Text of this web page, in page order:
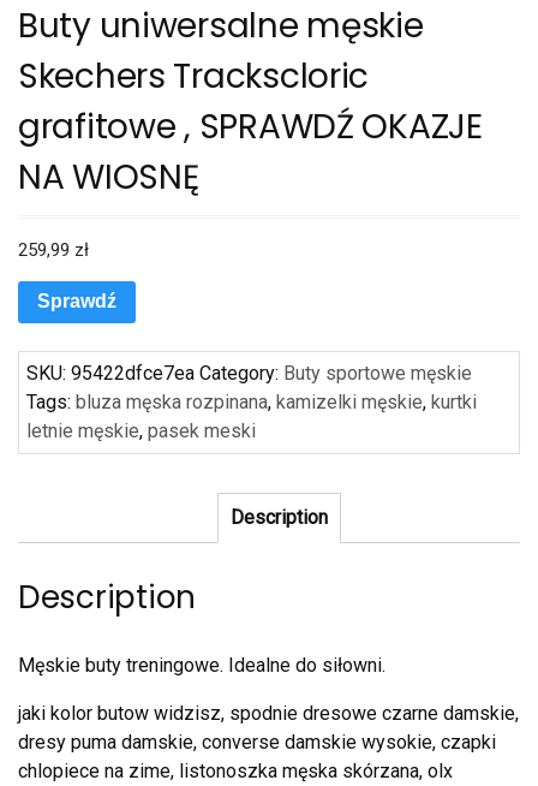
Buty uniwersalne męskie
Skechers Trackscloric
grafitowe , SPRAWDŹ OKAZJE
NA WIOSNĘ
259,99 zł
Sprawdź
SKU: 95422dfce7ea Category: Buty sportowe męskie
Tags: bluza męska rozpinana, kamizelki męskie, kurtki
letnie męskie, pasek meski
Description
Description
Męskie buty treningowe. Idealne do siłowni.
jaki kolor butow widzisz, spodnie dresowe czarne damskie,
dresy puma damskie, converse damskie wysokie, czapki
chlopiece na zime, listonoszka męska skórzana, olx